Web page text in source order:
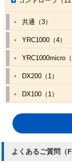
共通（3）
YRC1000（4）
YRC1000micro（
DX200（1）
DX100（1）
よくあるご質問（